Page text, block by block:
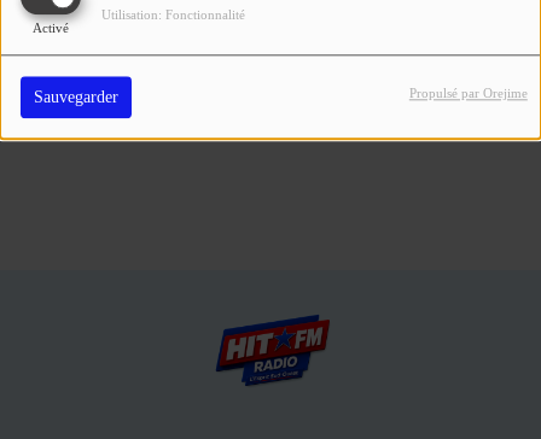
Activé
Utilisation: Fonctionnalité
Sauvegarder Propulsé par Orejime
SE CONNECTER